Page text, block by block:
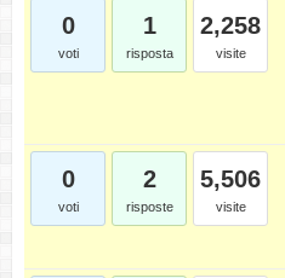
0
voti
1
risposta
2,258
visite
0
voti
2
risposte
5,506
visite